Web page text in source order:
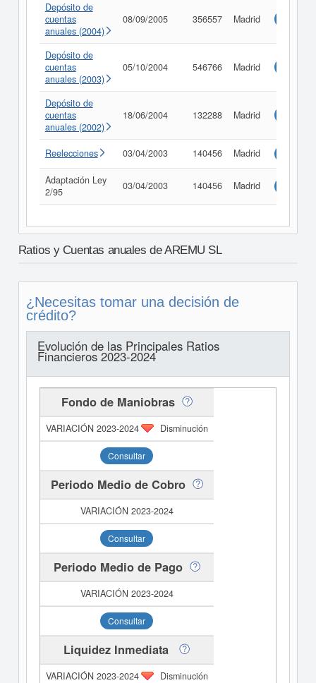
Depósito de
cuentas
anuales (2004)
08/09/2005 356557 Madrid
Depósito de
cuentas
anuales (2003)
05/10/2004 546766 Madrid
Depósito de
cuentas
anuales (2002)
18/06/2004 132288 Madrid
Reelecciones 03/04/2003 140456 Madrid
Adaptación Ley
2/95
03/04/2003 140456 Madrid
Ratios y Cuentas anuales de AREMU SL
¿Necesitas tomar una decisión de
crédito?
Evolución de las Principales Ratios
Financieros 2023-2024
Fondo de Maniobras
Disminución
Consultar
Periodo Medio de Cobro
Consultar
Periodo Medio de Pago
Consultar
Liquidez Inmediata
Disminución